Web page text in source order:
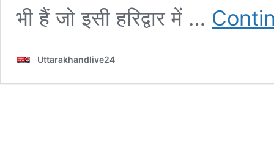
भी हैं जो इसी हरिद्वार में …
Uttarakhandlive24